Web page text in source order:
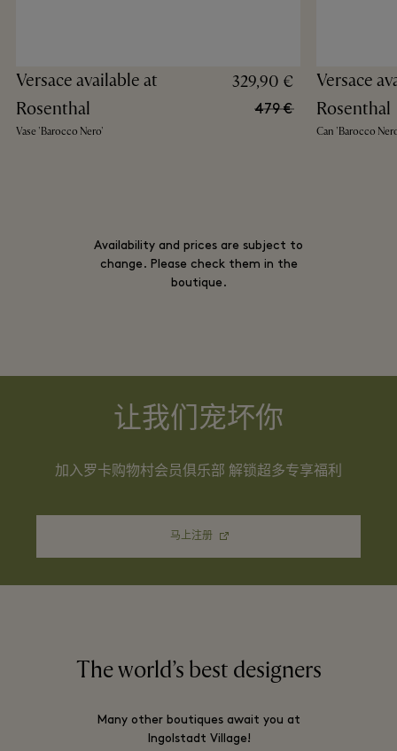
Versace available at
Rosenthal
Vase 'Barocco Nero'
329,90 €
479 €
Versace
Rosenthal
Can 'Barocco
Availability and prices are subject to
change. Please check them in the
boutique.
让我们宠坏你
加入罗卡购物村会员俱乐部 解锁超多专享福利
马上注册
The world’s best designers
Many other boutiques await you at
Ingolstadt Village!